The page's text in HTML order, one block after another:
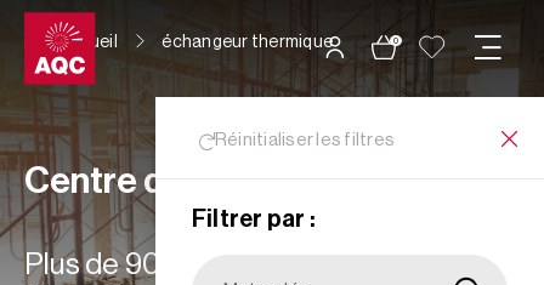
Panneau de gestion des cookies
0
Accueil échangeur thermique
Réinitialiser les filtres
Filtrer par :
Centre de ressources
Plus de 900 ressources à votre